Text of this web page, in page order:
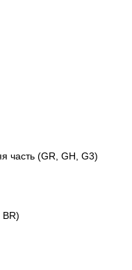
часть (GR, GH, G3)
BR)